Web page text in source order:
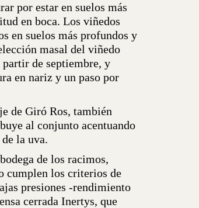
por estar en suelos más
en boca. Los viñedos
en suelos más profundos y
masal del viñedo
de septiembre, y
en nariz y un paso por
de Giró Ros, también
al conjunto acentuando
la uva.
de los racimos,
cumplen los criterios de
presiones -rendimiento
cerrada Inertys, que